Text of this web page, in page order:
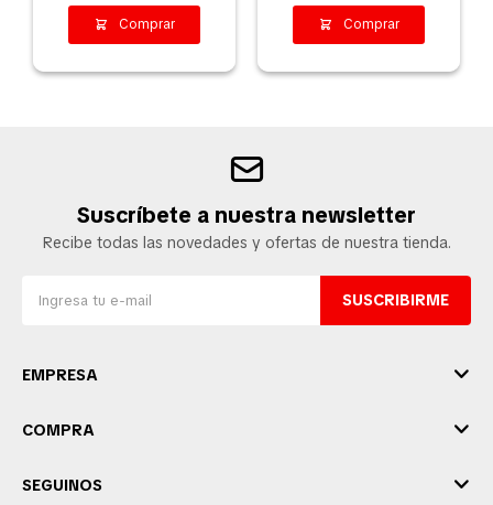
Suscríbete a nuestra newsletter
Recibe todas las novedades y ofertas de nuestra tienda.
SUSCRIBIRME
EMPRESA
COMPRA
SEGUINOS